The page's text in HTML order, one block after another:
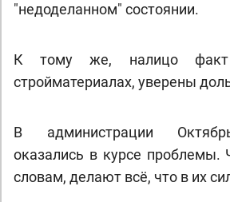
"недоделанном" состоянии.
К тому же, налицо
стройматериалах, уверены
В администрации
оказались в курсе проблемы.
словам, делают всё, что в их